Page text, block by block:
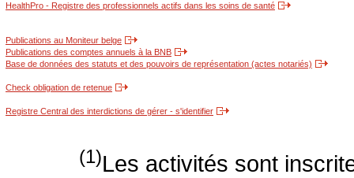
HealthPro - Registre des professionnels actifs dans les soins de santé
Publications au Moniteur belge
Publications des comptes annuels à la BNB
Base de données des statuts et des pouvoirs de représentation (actes notariés)
Check obligation de retenue
Registre Central des interdictions de gérer - s'identifier
(1)Les activités sont